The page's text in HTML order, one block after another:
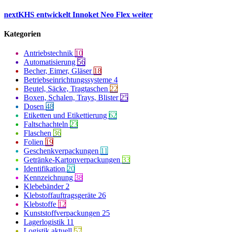
nextKHS entwickelt Innoket Neo Flex weiter
Kategorien
Antriebstechnik 10
Automatisierung 56
Becher, Eimer, Gläser 18
Betriebseinrichtungssysteme 4
Beutel, Säcke, Tragtaschen 22
Boxen, Schalen, Trays, Blister 25
Dosen 48
Etiketten und Etikettierung 62
Faltschachteln 23
Flaschen 36
Folien 19
Geschenkverpackungen 11
Getränke-Kartonverpackungen 33
Identifikation 20
Kennzeichnung 38
Klebebänder 2
Klebstoffauftragsgeräte 26
Klebstoffe 12
Kunststoffverpackungen 25
Lagerlogistik 11